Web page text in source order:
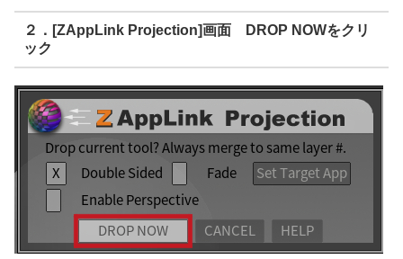
２．[ZAppLink Projection]画面 DROP NOWをクリ
ック